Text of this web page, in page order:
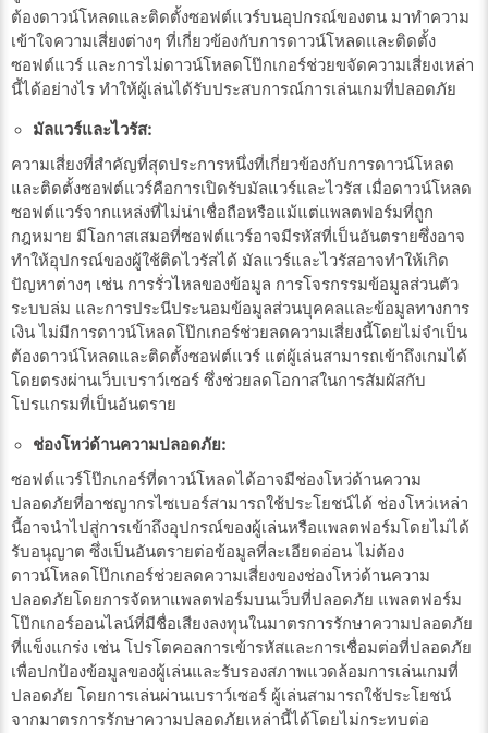
ต้องดาวน์โหลดและติดตั้งซอฟต์แวร์บนอุปกรณ์ของตน มาทำความ
เข้าใจความเสี่ยงต่างๆ ที่เกี่ยวข้องกับการดาวน์โหลดและติดตั้ง
ซอฟต์แวร์ และการไม่ดาวน์โหลดโป๊กเกอร์ช่วยขจัดความเสี่ยงเหล่า
นี้ได้อย่างไร ทำให้ผู้เล่นได้รับประสบการณ์การเล่นเกมที่ปลอดภัย
มัลแวร์และไวรัส:
ความเสี่ยงที่สำคัญที่สุดประการหนึ่งที่เกี่ยวข้องกับการดาวน์โหลด
และติดตั้งซอฟต์แวร์คือการเปิดรับมัลแวร์และไวรัส เมื่อดาวน์โหลด
ซอฟต์แวร์จากแหล่งที่ไม่น่าเชื่อถือหรือแม้แต่แพลตฟอร์มที่ถูก
กฎหมาย มีโอกาสเสมอที่ซอฟต์แวร์อาจมีรหัสที่เป็นอันตรายซึ่งอาจ
ทำให้อุปกรณ์ของผู้ใช้ติดไวรัสได้ มัลแวร์และไวรัสอาจทำให้เกิด
ปัญหาต่างๆ เช่น การรั่วไหลของข้อมูล การโจรกรรมข้อมูลส่วนตัว
ระบบล่ม และการประนีประนอมข้อมูลส่วนบุคคลและข้อมูลทางการ
เงิน ไม่มีการดาวน์โหลดโป๊กเกอร์ช่วยลดความเสี่ยงนี้โดยไม่จำเป็น
ต้องดาวน์โหลดและติดตั้งซอฟต์แวร์ แต่ผู้เล่นสามารถเข้าถึงเกมได้
โดยตรงผ่านเว็บเบราว์เซอร์ ซึ่งช่วยลดโอกาสในการสัมผัสกับ
โปรแกรมที่เป็นอันตราย
ช่องโหว่ด้านความปลอดภัย:
ซอฟต์แวร์โป๊กเกอร์ที่ดาวน์โหลดได้อาจมีช่องโหว่ด้านความ
ปลอดภัยที่อาชญากรไซเบอร์สามารถใช้ประโยชน์ได้ ช่องโหว่เหล่า
นี้อาจนำไปสู่การเข้าถึงอุปกรณ์ของผู้เล่นหรือแพลตฟอร์มโดยไม่ได้
รับอนุญาต ซึ่งเป็นอันตรายต่อข้อมูลที่ละเอียดอ่อน ไม่ต้อง
ดาวน์โหลดโป๊กเกอร์ช่วยลดความเสี่ยงของช่องโหว่ด้านความ
ปลอดภัยโดยการจัดหาแพลตฟอร์มบนเว็บที่ปลอดภัย แพลตฟอร์ม
โป๊กเกอร์ออนไลน์ที่มีชื่อเสียงลงทุนในมาตรการรักษาความปลอดภัย
ที่แข็งแกร่ง เช่น โปรโตคอลการเข้ารหัสและการเชื่อมต่อที่ปลอดภัย
เพื่อปกป้องข้อมูลของผู้เล่นและรับรองสภาพแวดล้อมการเล่นเกมที่
ปลอดภัย โดยการเล่นผ่านเบราว์เซอร์ ผู้เล่นสามารถใช้ประโยชน์
จากมาตรการรักษาความปลอดภัยเหล่านี้ได้โดยไม่กระทบต่อ